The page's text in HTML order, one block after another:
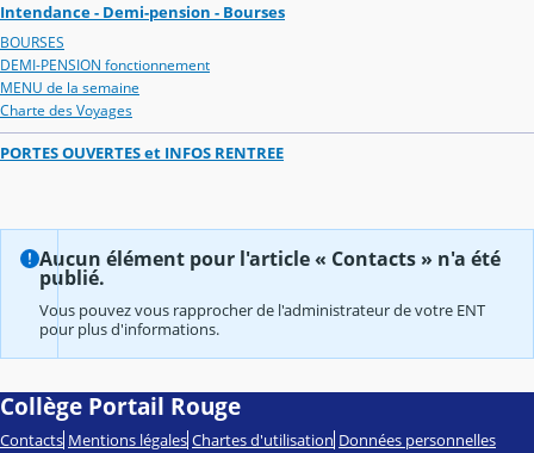
Intendance - Demi-pension - Bourses
BOURSES
DEMI-PENSION fonctionnement
MENU de la semaine
Charte des Voyages
PORTES OUVERTES et INFOS RENTREE
Aucun élément pour l'article « Contacts » n'a été
publié.
Vous pouvez vous rapprocher de l'administrateur de votre ENT
pour plus d'informations.
Collège Portail Rouge
Contacts Mentions légales Chartes d'utilisation Données personnelles